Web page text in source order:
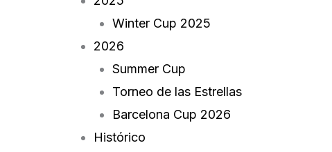
Winter Cup 2025
2026
Summer Cup
Torneo de las Estrellas
Barcelona Cup 2026
Histórico